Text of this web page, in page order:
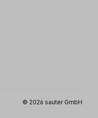
© 2026 sauter GmbH